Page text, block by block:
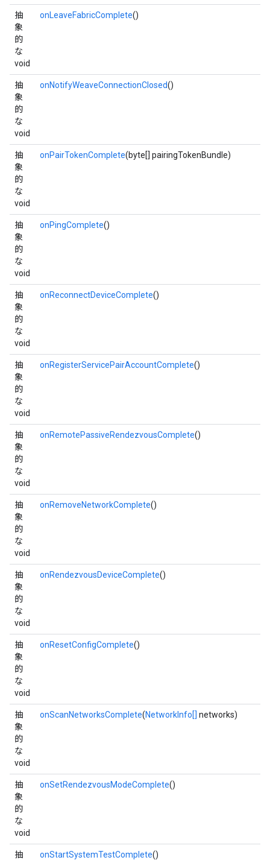
抽
象
的
な
void
onLeaveFabricComplete()
抽
象
的
な
void
onNotifyWeaveConnectionClosed()
抽
象
的
な
void
onPairTokenComplete(byte[] pairingTokenBundle)
抽
象
的
な
void
onPingComplete()
抽
象
的
な
void
onReconnectDeviceComplete()
抽
象
的
な
void
onRegisterServicePairAccountComplete()
抽
象
的
な
void
onRemotePassiveRendezvousComplete()
抽
象
的
な
void
onRemoveNetworkComplete()
抽
象
的
な
void
onRendezvousDeviceComplete()
抽
象
的
な
void
onResetConfigComplete()
抽
象
的
な
void
onScanNetworksComplete(NetworkInfo[] networks)
抽
象
的
な
void
onSetRendezvousModeComplete()
抽
onStartSystemTestComplete()